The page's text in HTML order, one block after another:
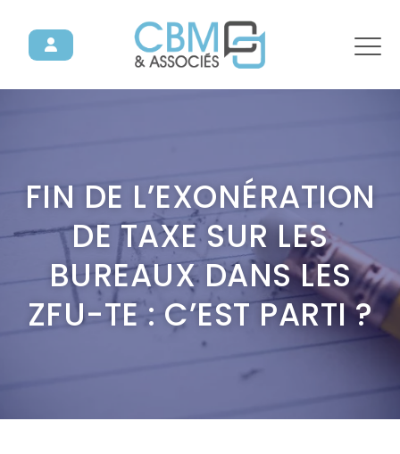
FIN DE L’EXONÉRATION
DE TAXE SUR LES
BUREAUX DANS LES
ZFU-TE : C’EST PARTI ?